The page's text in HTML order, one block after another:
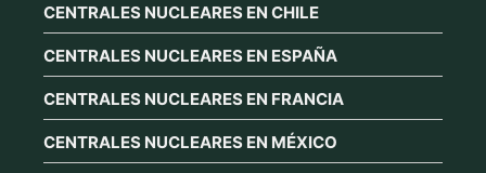
CENTRALES NUCLEARES EN CHILE
CENTRALES NUCLEARES EN ESPAÑA
CENTRALES NUCLEARES EN FRANCIA
CENTRALES NUCLEARES EN MÉXICO